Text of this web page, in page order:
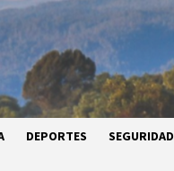
DEPORTES SEGURIDAD